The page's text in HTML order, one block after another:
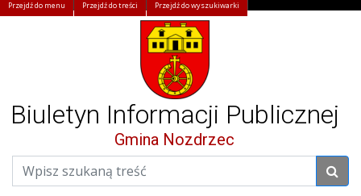
Przejdź do menu Przejdź do treści Przejdź do wyszukiwarki
Biuletyn Informacji Publicznej
Gmina Nozdrzec